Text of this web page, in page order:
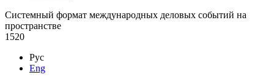
Cистемный формат международных деловых событий на
пространстве
1520
Рус
Eng